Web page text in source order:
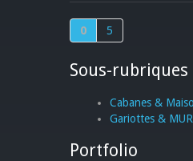
0 5
Sous-rubriques
Cabanes &
Gariottes &
Portfolio